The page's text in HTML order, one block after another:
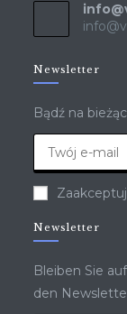
Newsletter
Bądź na
Newsletter
Bleiben Sie
den